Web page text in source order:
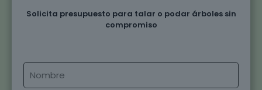
Solicita presupuesto para talar o podar árboles sin
compromiso